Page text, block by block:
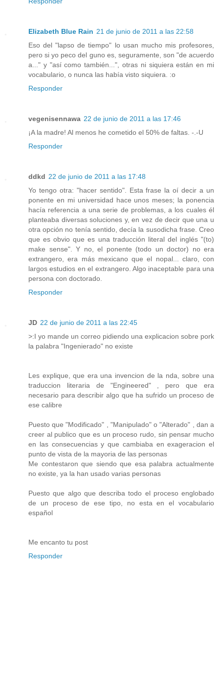
Elizabeth Blue Rain 21 de junio de 2011 a las 22:58
Eso del "lapso de tiempo" lo usan mucho mis profesores,
pero si yo peco del guno es, seguramente, son "de acuerdo
a..." y "así como también...", otras ni siquiera están en mi
vocabulario, o nunca las había visto siquiera. :o
Responder
vegenisennawa 22 de junio de 2011 a las 17:46
¡A la madre! Al menos he cometido el 50% de faltas. -.-U
Responder
ddkd 22 de junio de 2011 a las 17:48
Yo tengo otra: "hacer sentido". Esta frase la oí decir a un
ponente en mi universidad hace unos meses; la ponencia
hacía referencia a una serie de problemas, a los cuales él
planteaba diversas soluciones y, en vez de decir que una u
otra opción no tenía sentido, decía la susodicha frase. Creo
que es obvio que es una traducción literal del inglés "(to)
make sense". Y no, el ponente (todo un doctor) no era
extrangero, era más mexicano que el nopal... claro, con
largos estudios en el extrangero. Algo inaceptable para una
persona con doctorado.
Responder
JD 22 de junio de 2011 a las 22:45
>:I yo mande un correo pidiendo una explicacion sobre pork
la palabra "Ingenierado" no existe
Les explique, que era una invencion de la nda, sobre una
traduccion literaria de "Engineered" , pero que era
necesario para describir algo que ha sufrido un proceso de
ese calibre
Puesto que "Modificado" , "Manipulado" o "Alterado" , dan a
creer al publico que es un proceso rudo, sin pensar mucho
en las consecuencias y que cambiaba en exageracion el
punto de vista de la mayoria de las personas
Me contestaron que siendo que esa palabra actualmente
no existe, ya la han usado varias personas
Puesto que algo que describa todo el proceso englobado
de un proceso de ese tipo, no esta en el vocabulario
español
Me encanto tu post
Responder